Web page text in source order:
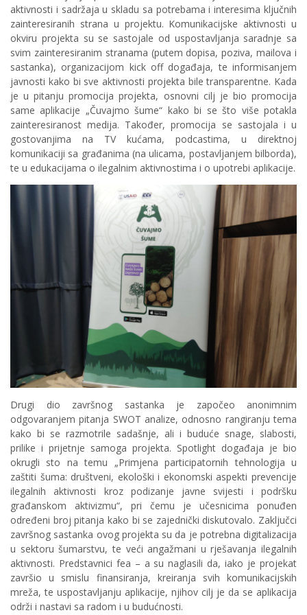
aktivnosti i sadržaja u skladu sa potrebama i interesima ključnih
zainteresiranih strana u projektu. Komunikacijske aktivnosti u
okviru projekta su se sastojale od uspostavljanja saradnje sa
svim zainteresiranim stranama (putem dopisa, poziva, mailova i
sastanka), organizacijom kick off događaja, te informisanjem
javnosti kako bi sve aktivnosti projekta bile transparentne. Kada
je u pitanju promocija projekta, osnovni cilj je bio promocija
same aplikacije „Čuvajmo šume“ kako bi se što više potakla
zainteresiranost medija. Također, promocija se sastojala i u
gostovanjima na TV kućama, podcastima, u direktnoj
komunikaciji sa građanima (na ulicama, postavljanjem bilborda),
te u edukacijama o ilegalnim aktivnostima i o upotrebi aplikacije.
Drugi dio završnog sastanka je započeo anonimnim
odgovaranjem pitanja SWOT analize, odnosno rangiranju tema
kako bi se razmotrile sadašnje, ali i buduće snage, slabosti,
prilike i prijetnje samoga projekta. Spotlight događaja je bio
okrugli sto na temu „Primjena participatornih tehnologija u
zaštiti šuma: društveni, ekološki i ekonomski aspekti prevencije
ilegalnih aktivnosti kroz podizanje javne svijesti i podršku
građanskom aktivizmu“, pri čemu je učesnicima ponuđen
određeni broj pitanja kako bi se zajednički diskutovalo. Zaključci
završnog sastanka ovog projekta su da je potrebna digitalizacija
u sektoru šumarstvu, te veći angažmani u rješavanja ilegalnih
aktivnosti. Predstavnici fea – a su naglasili da, iako je projekat
završio u smislu finansiranja, kreiranja svih komunikacijskih
mreža, te uspostavljanju aplikacije, njihov cilj je da se aplikacija
održi i nastavi sa radom i u budućnosti.